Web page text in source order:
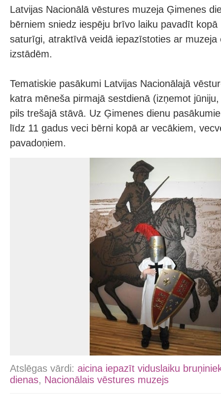
Latvijas Nacionālā vēstures muzeja Ģimenes
bērniem sniedz iespēju brīvo laiku pavadīt
saturīgi, atraktīvā veidā iepazīstoties ar muzeja
izstādēm.
Tematiskie pasākumi Latvijas Nacionālajā
katra mēneša pirmajā sestdienā (izņemot
pils trešajā stāvā. Uz Ģimenes dienu
līdz 11 gadus veci bērni kopā ar vecākiem,
pavadoņiem.
Atslēgas vārdi: aicina iepazīt viduslaiku
dienas, Nacionālais vēstures muzejs